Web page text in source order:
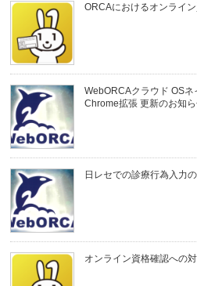
ORCAにおけるオンライ
WebORCAクラウド OS
Chrome拡張 更新のお知
日レセでの診療行為入力
オンライン資格確認への